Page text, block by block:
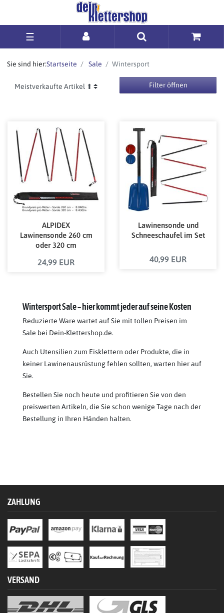
☰
Sie sind hier:Startseite Sale Wintersport
Filter öffnen
ALPIDEX
Lawinensonde 260 cm
oder 320 cm
24,99 EUR
Lawinensonde und
Schneeschaufel im Set
40,99 EUR
Wintersport Sale – hier kommt jeder auf seine Kosten
Reduzierte Ware wartet auf Sie mit tollen Preisen im
Sale bei Dein-Klettershop.de.
Auch Utensilien zum Eisklettern oder Produkte, die in
keiner Lawinenausrüstung fehlen sollten, warten hier auf
Sie.
Bestellen Sie noch heute und profitieren Sie von den
preiswerten Artikeln, die Sie schon wenige Tage nach der
Bestellung in Ihren Händen halten.
ZAHLUNG
VERSAND